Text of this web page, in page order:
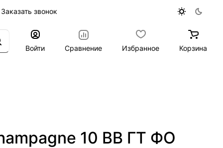
Заказать звонок
Войти Сравнение Избранное Корзина
10 ВВ ГТ ФО